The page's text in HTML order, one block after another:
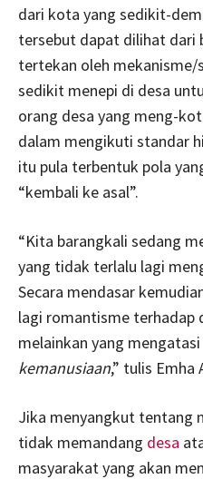
dari kota yang sedikit-
tersebut dapat dilihat dari
tertekan oleh
sedikit menepi di desa
orang desa yang meng-
dalam mengikuti standar
itu pula terbentuk pola
“kembali ke asal”.
“Kita barangkali sedang
yang tidak terlalu lagi
Secara mendasar
lagi romantisme terhadap
melainkan yang
kemanusiaan,” tulis Emha
Jika menyangkut tentang
tidak memandang desa
masyarakat yang akan